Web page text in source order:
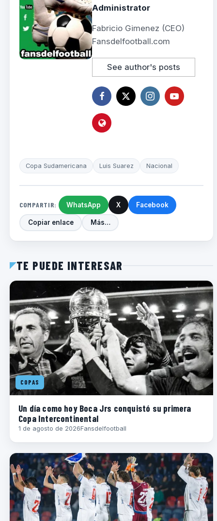
Administrator
Fabricio Gimenez (CEO)
Fansdelfootball.com
See author's posts
Copa Sudamericana Luis Suarez Nacional
COMPARTIR: WhatsApp X Facebook
Copiar enlace Más…
TE PUEDE INTERESAR
COPAS
Un día como hoy Boca Jrs conquistó su primera
Copa Intercontinental
1 de agosto de 2026Fansdelfootball